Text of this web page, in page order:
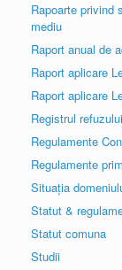
Rapoarte privind
mediu
Raport anual de
Raport aplicare
Raport aplicare
Registrul
Regulamente
Regulamente
Situația
Statut &
Statut comuna
Studii